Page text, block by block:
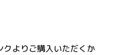
クよりご購入いただくか